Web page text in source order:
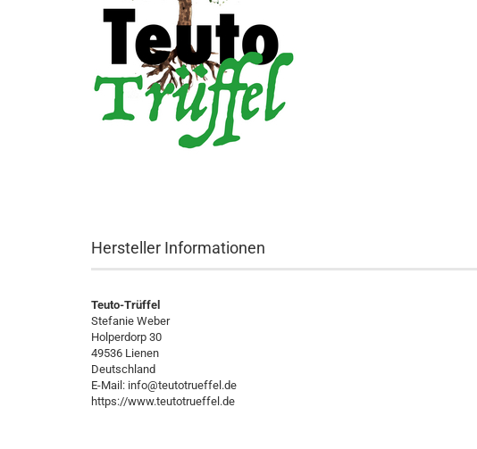
Hersteller Informationen
Teuto-Trüffel
Stefanie Weber
Holperdorp 30
49536 Lienen
Deutschland
E-Mail: info@teutotrueffel.de
https://www.teutotrueffel.de